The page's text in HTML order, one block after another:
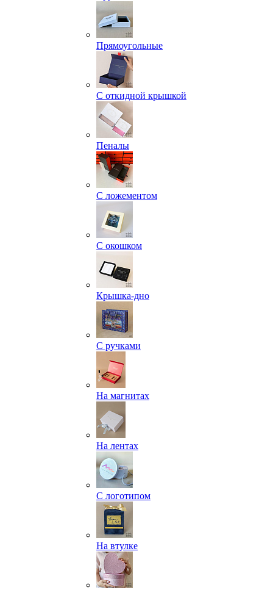
Прямоугольные
С откидной крышкой
Пеналы
С ложементом
С окошком
Крышка-дно
С ручками
На магнитах
На лентах
С логотипом
На втулке